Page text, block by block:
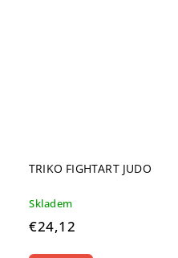
TRIKO FIGHTART JUDO
Skladem
€24,12